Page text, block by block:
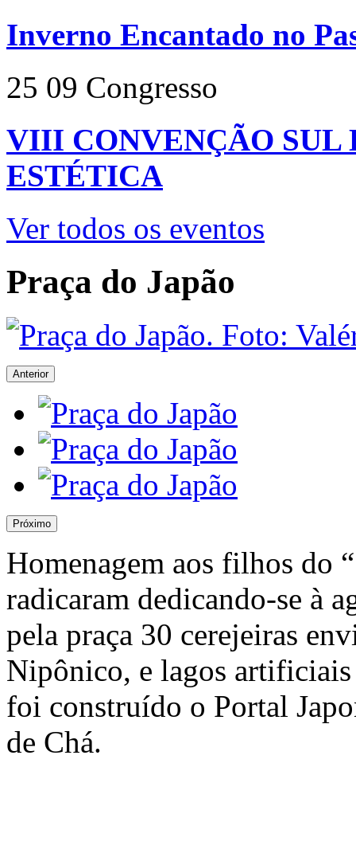
Inverno Encantado no
25 09 Congresso
VIII CONVENÇÃO
ESTÉTICA
Ver todos os eventos
Praça do Japão
Anterior
Próximo
Homenagem aos filhos do
radicaram dedicando-se à
pela praça 30 cerejeiras
Nipônico, e lagos
foi construído o Portal
de Chá.